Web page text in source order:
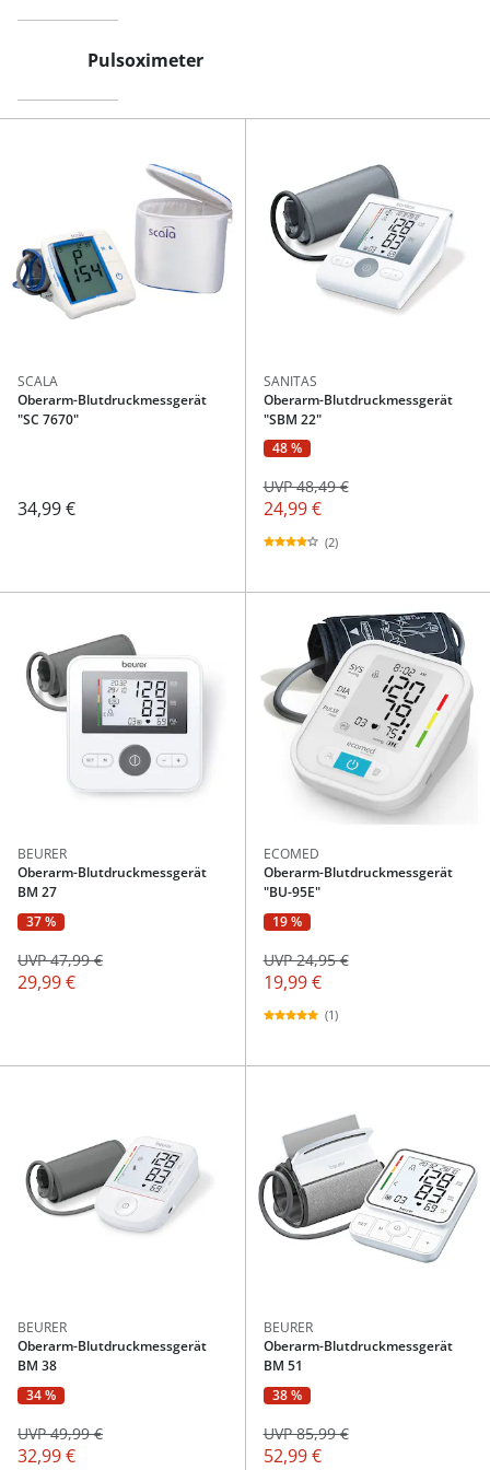
Pulsoximeter
SCALA
Oberarm-Blutdruckmessgerät
"SC 7670"
34,99 €
SANITAS
Oberarm-Blutdruckmessgerät
"SBM 22"
48 %
24,99 €
UVP 48,49 €
(2)
BEURER
Oberarm-Blutdruckmessgerät
BM 27
37 %
29,99 €
UVP 47,99 €
ECOMED
Oberarm-Blutdruckmessgerät
"BU-95E"
19 %
19,99 €
UVP 24,95 €
(1)
BEURER
Oberarm-Blutdruckmessgerät
BM 38
34 %
32,99 €
UVP 49,99 €
BEURER
Oberarm-Blutdruckmessgerät
BM 51
38 %
52,99 €
UVP 85,99 €